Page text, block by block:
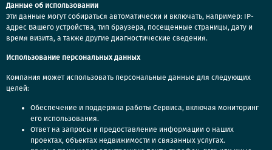
Данные об использовании
Эти данные могут собираться автоматически и включать, например: IP-
адрес Вашего устройства, тип браузера, посещенные страницы, дату и
время визита, а также другие диагностические сведения.
Использование персональных данных
Компания может использовать персональные данные для следующих
целей:
Обеспечение и поддержка работы Сервиса, включая мониторинг
его использования.
Ответ на запросы и предоставление информации о наших
проектах, объектах недвижимости и связанных услугах.